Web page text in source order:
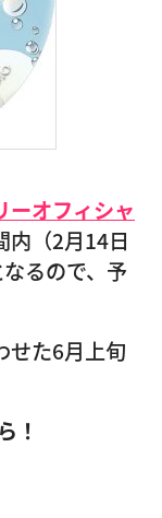
ーオフィシャ
内（2月14日
るので、予
せた6月上旬
！